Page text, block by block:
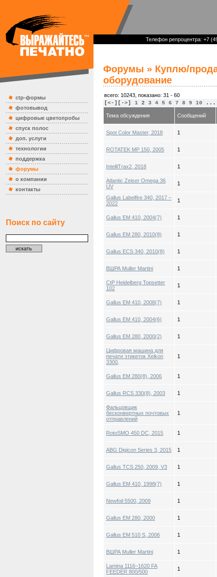
ctp-формы
фотовывод
цифровые цветопробы
спуск полос
доп. услуги
технологии
поддержка
форумы
о компании
контакты
Поиск по сайту
Телефон репроцентра: +7
Форумы » Куплю/
оборудование
всего: 10243, показано: 31 - 60
[<- ][->] 1 2 3 4 5 6 7 8 9 10 ...
Тема обсуждения Сообщений
Spot Color Master, 2018 1
ROTATEK MP 150, 2005 1
IntelliTrax2, 2018 1
Atlantic Zeiser Omega 36
UV
1
Gallus Labelfire 340, 2017 –
2022
1
Gallus EM 410, 2004(7) 1
Gallus EM 280, 2010(8) 1
Gallus ECS 340, 2010(8) 1
ВШРА Muller Martini 1
CtP Heidelberg Topsetter
102
1
Gallus EM 410, 2008(7) 1
Gallus EM 410, 2004(6) 1
Gallus EM 280, 2000(2) 1
Цифровая машина для
печати этикеток Xeikon
3300,
1
Gallus EM 280(8), 2006 1
Gallus RCS 330(8), 2003 1
Фальцовщик
бесконвертных почтовых
отправлений
1
RotoSMO 450 DC, 2015 1
ABG Digicon Series 3, 2015 1
Gallus TCS 250, 2009, V3 1
Gallus EM 410, 1998(7) 1
Newfoil 5500, 2009 1
Gallus EM 280, 2000 1
Gallus EM 510 S, 2006 1
ВШРА Muller Martini 1
Lamina 1116–1620 FA
FEEDER 800/500
1